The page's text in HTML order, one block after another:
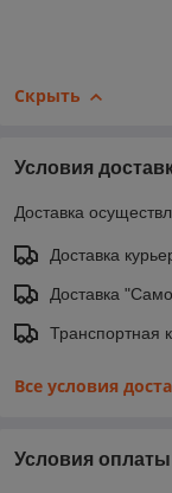
Скрыть
Условия
Доставка
Доставка
Доставка
Транспортная
Все условия
Условия оплаты